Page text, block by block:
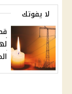
لا يفوتك